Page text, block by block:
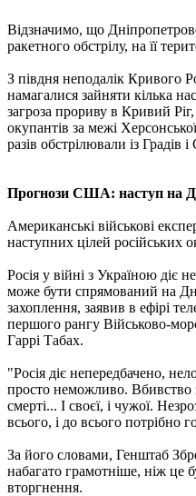
Відзначимо, що
ракетного обстрілу, на її
З півдня неподалік Кривого
намагалися зайняти кілька
загроза прориву в Кривий
окупантів за межі
разів обстрілювали із Градів
Прогнози США: наступ на
Американські військові
наступних цілей російських
Росія у війні з Україною діє
може бути спрямований на
захоплення, заявив в ефірі
першого рангу Військово-
Гаррі Табах.
"Росія діє непередбачено,
просто неможливо. Вбивство
смерті... І своєї, і чужої.
всього, і до всього потрібно
За його словами, Генштаб
набагато грамотніше, ніж це
вторгнення.